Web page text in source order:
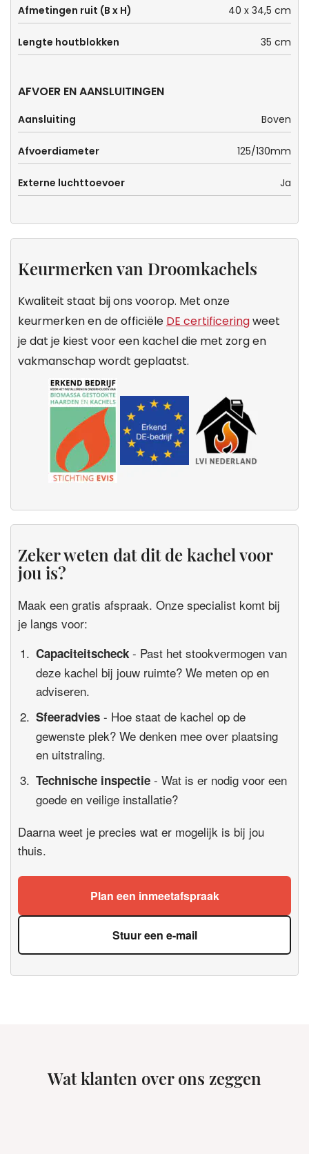
Afmetingen ruit (B x H) 40 x 34,5 cm
Lengte houtblokken 35 cm
AFVOER EN AANSLUITINGEN
Aansluiting Boven
Afvoerdiameter 125/130mm
Externe luchttoevoer Ja
Keurmerken van Droomkachels
Kwaliteit staat bij ons voorop. Met onze
keurmerken en de officiële DE certificeringweet
je dat je kiest voor een kachel die met zorg en
vakmanschap wordt geplaatst.
Zeker weten dat dit de kachel voor
jou is?
Maak een gratis afspraak. Onze specialist komt bij
je langs voor:
Capaciteitscheck - Past het stookvermogen van
deze kachel bij jouw ruimte? We meten op en
adviseren.
Sfeeradvies - Hoe staat de kachel op de
gewenste plek? We denken mee over plaatsing
en uitstraling.
Technische inspectie - Wat is er nodig voor een
goede en veilige installatie?
Daarna weet je precies wat er mogelijk is bij jou
thuis.
Plan een inmeetafspraak
Stuur een e-mail
Wat klanten over ons zeggen